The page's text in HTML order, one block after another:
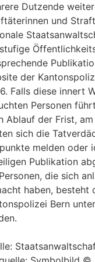
Dutzende
und
der
Falls diese innert
Personen
Ablauf der Frist,
sich die
melden oder
Publikation
die sich
haben, besteht
Bern